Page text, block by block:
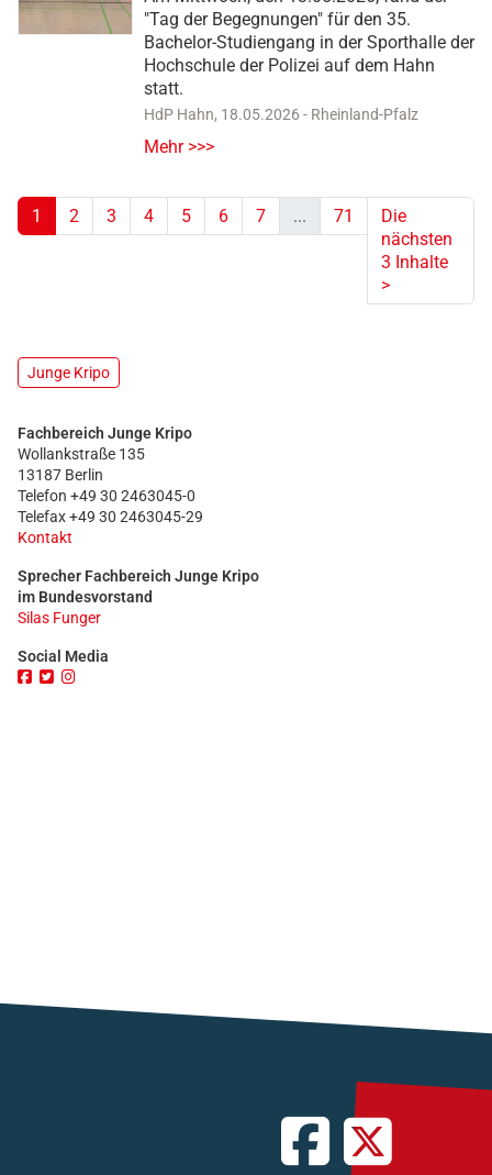
"Tag der Begegnungen" für den 35.
Bachelor-Studiengang in der Sporthalle der
Hochschule der Polizei auf dem Hahn
statt.
HdP Hahn, 18.05.2026 - Rheinland-Pfalz
Mehr >>>
1
2 3 4 5 6 7 ... 71
Die
nächsten
3 Inhalte
>
Junge Kripo
Fachbereich Junge Kripo
Wollankstraße 135
13187 Berlin
Telefon +49 30 2463045-0
Telefax +49 30 2463045-29
Kontakt
Sprecher Fachbereich Junge Kripo
im Bundesvorstand
Silas Funger
Social Media